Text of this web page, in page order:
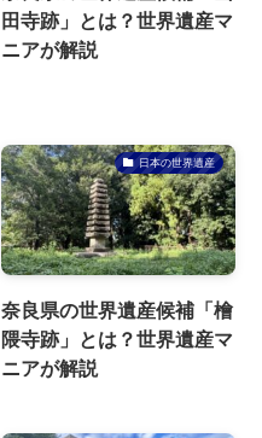
田寺跡」とは？世界遺産マ
ニアが解説
日本の世界遺産
奈良県の世界遺産候補「檜
隈寺跡」とは？世界遺産マ
ニアが解説